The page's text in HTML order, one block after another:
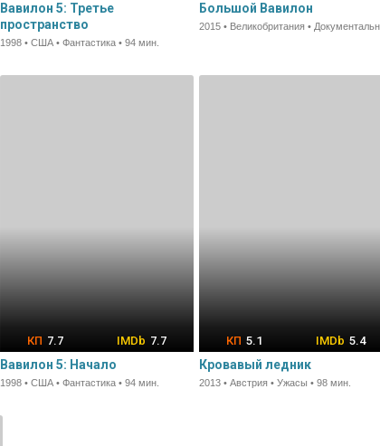
Вавилон 5: Третье
пространство
1998 • США • Фантастика • 94 мин.
Большой Вавилон
7.7 7.7
Вавилон 5: Начало
1998 • США • Фантастика • 94 мин.
5.1 5.4
Кровавый ледник
2013 • Австрия • Ужасы • 98 мин.